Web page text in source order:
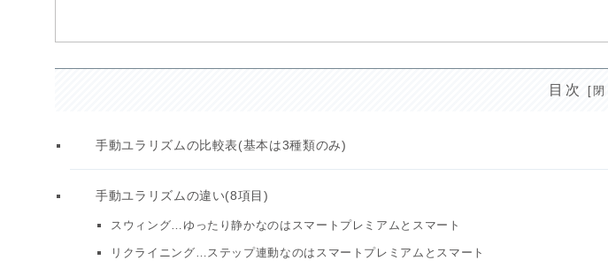
目次
手動ユラリズムの比較表(基本は3種類のみ)
手動ユラリズムの違い(8項目)
スウィング…ゆったり静かなのはスマートプレミアムとスマート
リクライニング…ステップ連動なのはスマートプレミアムとスマート